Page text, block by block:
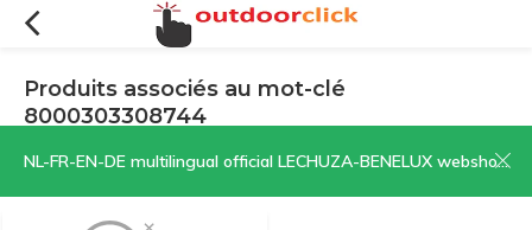
NL-FR-EN-DE multilingual official LECHUZA-BENELUX webshop | CLICK HERE NOW!
Produits associés au mot-clé
8000303308744
Filtres Trier par: